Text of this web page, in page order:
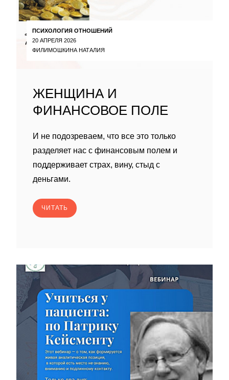
ПСИХОЛОГИЯ ОТНОШЕНИЙ
20 АПРЕЛЯ 2026
ФИЛИМОШКИНА НАТАЛИЯ
ЖЕНЩИНА И
ФИНАНСОВОЕ ПОЛЕ
И не подозреваем, что все это только
разделяет нас с финансовым полем и
поддерживает страх, вину, стыд с
деньгами.
ЧИТАТЬ